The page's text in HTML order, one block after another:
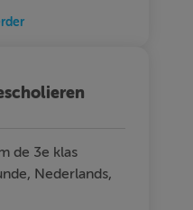
de 3e klas
Nederlands,